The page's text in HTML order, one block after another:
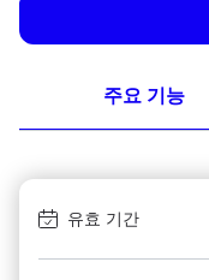
주요 기능
유효 기간